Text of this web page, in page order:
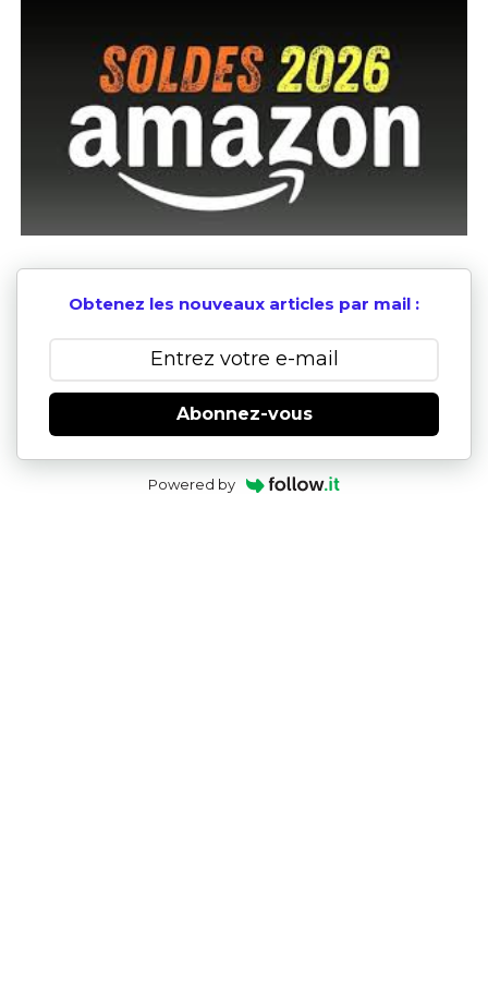
Obtenez les nouveaux articles par mail :
Abonnez-vous
Powered by